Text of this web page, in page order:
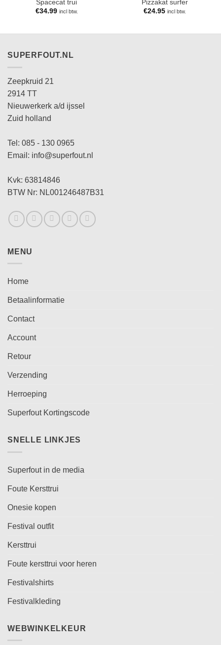
Spacecat trui
€34.99 incl btw.
Pizzakat surfer
€24.95 incl btw.
SUPERFOUT.NL
Zeepkruid 21
2914 TT
Nieuwerkerk a/d ijssel
Zuid holland
Tel: 085 - 130 0965
Email: info@superfout.nl
Kvk: 63814846
BTW Nr: NL001246487B31
MENU
Home
Betaalinformatie
Contact
Account
Retour
Verzending
Herroeping
Superfout Kortingscode
SNELLE LINKJES
Superfout in de media
Foute Kersttrui
Onesie kopen
Festival outfit
Kersttrui
Foute kersttrui voor heren
Festivalshirts
Festivalkleding
WEBWINKELKEUR